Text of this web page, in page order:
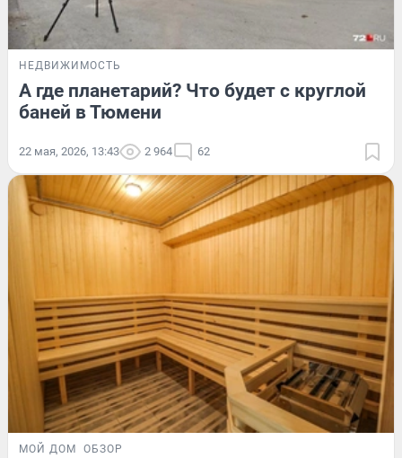
НЕДВИЖИМОСТЬ
А где планетарий? Что будет с круглой
баней в Тюмени
22 мая, 2026, 13:43 2 964 62
МОЙ ДОМ ОБЗОР